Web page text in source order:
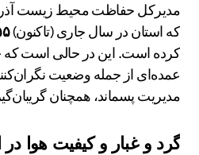
مدیرکل حفاظت محیط زیست
که استان در سال جاری (تاکنون)۵۵ روز
کرده است. این در حالی است
عمده‌ای از جمله وضعیت
مدیریت پسماند، همچنان
گرد و غبار و کیفیت هوا در